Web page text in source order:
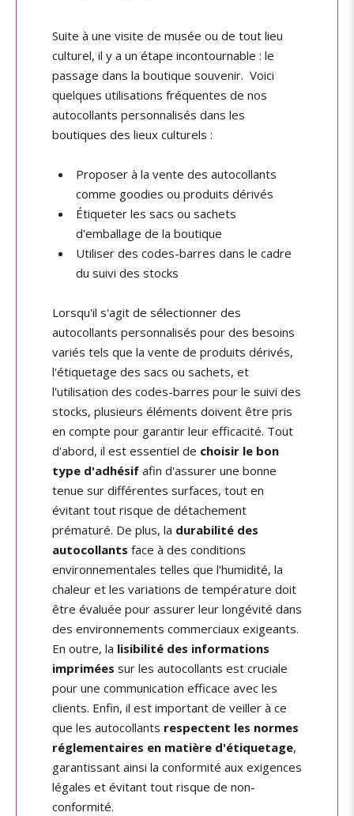
Suite à une visite de musée ou de tout lieu
culturel, il y a un étape incontournable : le
passage dans la boutique souvenir. Voici
quelques utilisations fréquentes de nos
autocollants personnalisés dans les
boutiques des lieux culturels :
Proposer à la vente des autocollants
comme goodies ou produits dérivés
Étiqueter les sacs ou sachets
d'emballage de la boutique
Utiliser des codes-barres dans le cadre
du suivi des stocks
Lorsqu'il s'agit de sélectionner des
autocollants personnalisés pour des besoins
variés tels que la vente de produits dérivés,
l'étiquetage des sacs ou sachets, et
l'utilisation des codes-barres pour le suivi des
stocks, plusieurs éléments doivent être pris
en compte pour garantir leur efficacité. Tout
d'abord, il est essentiel de choisir le bon
type d'adhésif afin d'assurer une bonne
tenue sur différentes surfaces, tout en
évitant tout risque de détachement
prématuré. De plus, la durabilité des
autocollants face à des conditions
environnementales telles que l'humidité, la
chaleur et les variations de température doit
être évaluée pour assurer leur longévité dans
des environnements commerciaux exigeants.
En outre, la lisibilité des informations
imprimées sur les autocollants est cruciale
pour une communication efficace avec les
clients. Enfin, il est important de veiller à ce
que les autocollants respectent les normes
réglementaires en matière d'étiquetage,
garantissant ainsi la conformité aux exigences
légales et évitant tout risque de non-
conformité.